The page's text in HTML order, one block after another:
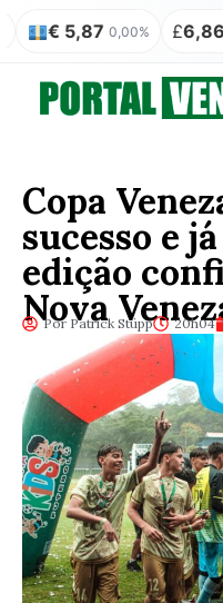
0,00% £6,86 0,00%
Copa
sucesso e
edição
Nova
Por Patrick Stüpp 20h04